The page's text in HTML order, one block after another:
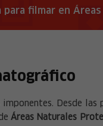
para filmar en
Desde
Áreas Naturales